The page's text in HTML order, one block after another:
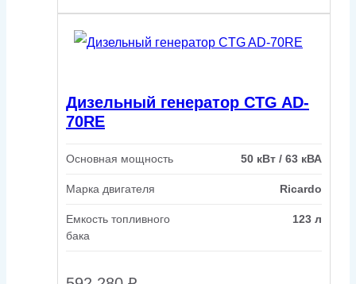
Дизельный генератор CTG AD-
70RE
Основная мощность 50 кВт / 63 кВА
Марка двигателя Ricardo
Емкость топливного
бака
123 л